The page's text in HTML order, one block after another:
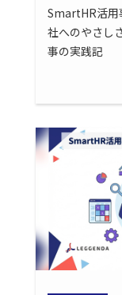
SmartHR活用
社へのやさし
事の実践記